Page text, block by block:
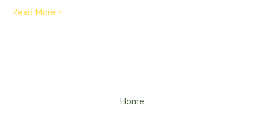
PENYEWAAN
Read More »
Home